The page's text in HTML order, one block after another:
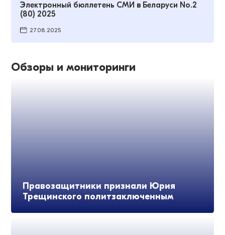
Электронный бюллетень СМИ в Беларуси No.2
(80) 2025
27.08.2025
Обзоры и мониторинги
Правозащитники признали Юрия
Трещинского политзаключенным